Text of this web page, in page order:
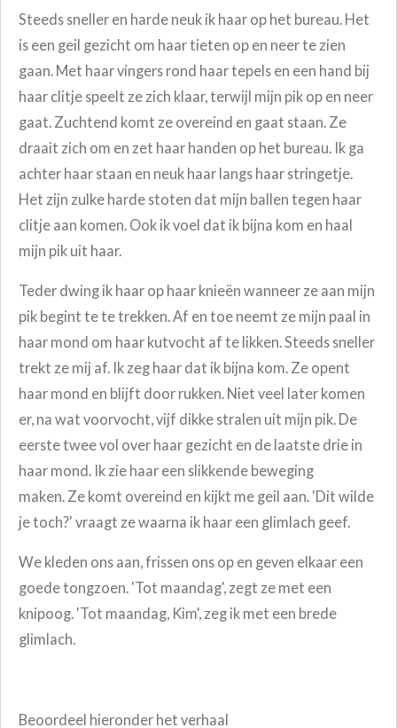
Steeds sneller en harde neuk ik haar op het bureau. Het
is een geil gezicht om haar tieten op en neer te zien
gaan. Met haar vingers rond haar tepels en een hand bij
haar clitje speelt ze zich klaar, terwijl mijn pik op en neer
gaat. Zuchtend komt ze overeind en gaat staan. Ze
draait zich om en zet haar handen op het bureau. Ik ga
achter haar staan en neuk haar langs haar stringetje.
Het zijn zulke harde stoten dat mijn ballen tegen haar
clitje aan komen. Ook ik voel dat ik bijna kom en haal
mijn pik uit haar.
Teder dwing ik haar op haar knieën wanneer ze aan mijn
pik begint te te trekken. Af en toe neemt ze mijn paal in
haar mond om haar kutvocht af te likken.Steeds sneller
trekt ze mij af. Ik zeg haar dat ik bijna kom. Ze opent
haar mond en blijft door rukken. Niet veel later komen
er, na wat voorvocht, vijf dikke stralen uit mijn pik. De
eerste twee vol over haar gezicht en de laatste drie in
haar mond. Ik zie haar een slikkende beweging
maken. Ze komt overeind en kijkt me geil aan. 'Dit wilde
je toch?' vraagt ze waarna ik haar een glimlach geef.
We kleden ons aan, frissen ons op en geven elkaar een
goede tongzoen. 'Tot maandag', zegt ze met een
knipoog. 'Tot maandag, Kim', zeg ik met een brede
glimlach.
Beoordeel hieronder het verhaal